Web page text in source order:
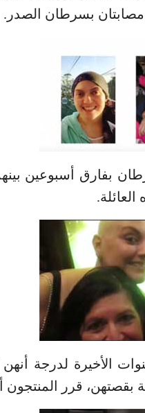
مصابتان بسرطان الصدر.
بفارق أسبوعين
الأخيرة لدرجة
بقصتهن، قرر